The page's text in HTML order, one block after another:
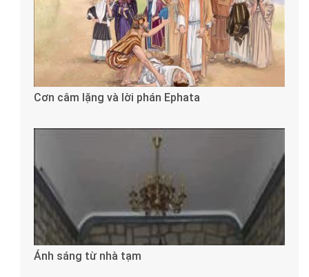
Cơn câm lặng và lời phán Ephata
Ánh sáng từ nhà tạm